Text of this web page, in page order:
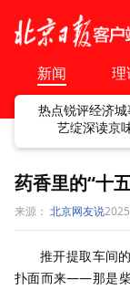
新闻 理
热点锐评经济
艺绽深读京
药香里的“十
来源： 北京网友说
推开提取车间
扑面而来——那是柴